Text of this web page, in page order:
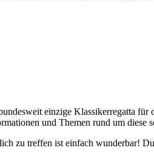
einzige Klassikerregatta
und Themen rund um diese
zu treffen ist einfach wunderbar!